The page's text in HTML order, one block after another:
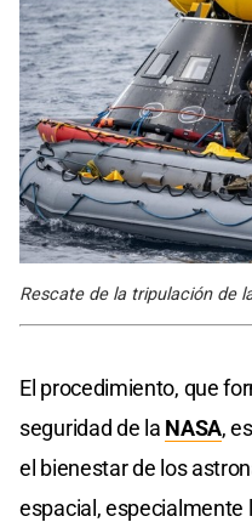
Rescate de la tripulación de
El procedimiento, que
seguridad de la NASA,
el bienestar de los
espacial, especialmente